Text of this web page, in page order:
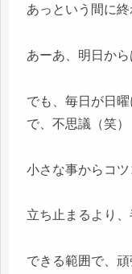
あっという間に終
あーあ、明日か
でも、毎日が日
で、不思議（笑）
小さな事からコツ
立ち止まるより、
できる範囲で、頑